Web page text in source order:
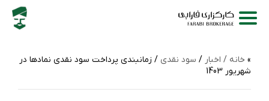
خانه / اخبار / سود نقدی / زمانبندی پرداخت سود نقدی نماد‌ها در
شهریور 1403